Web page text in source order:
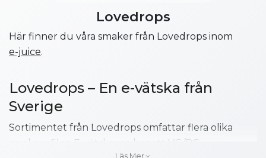
Lovedrops
Här finner du våra smaker från Lovedrops inom
e-juice.
Lovedrops – En e-vätska från
Sverige
Sortimentet från Lovedrops omfattar flera olika
smakprofiler. E-vätskorna har ett VG/PG-
Läs Mer